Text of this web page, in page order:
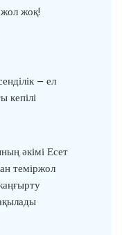
жоқ!
– ел
кепілі
әкімі Есет
теміржол